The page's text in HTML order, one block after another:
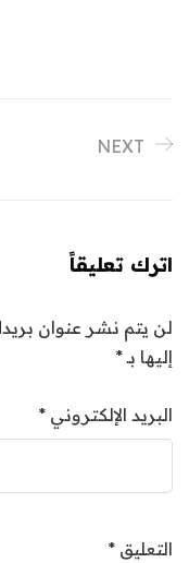
NEXT
اترك تعليقاً
لن يتم نشر عنوان
إليها بـ*
البريد الإلكتروني *
التعليق *